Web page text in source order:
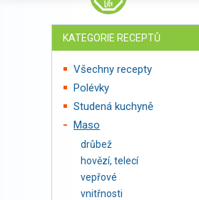
KATEGORIE RECEPTŮ
Všechny recepty
Polévky
Studená kuchyně
Maso
drůbež
hovězí, telecí
vepřové
vnitřnosti